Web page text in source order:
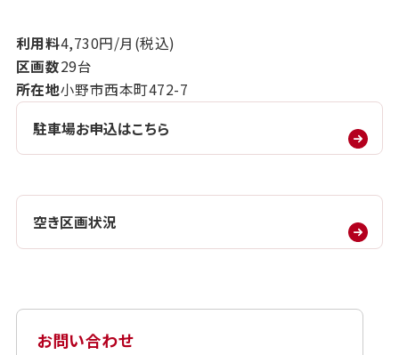
利用料4,730円/月(税込)
区画数29台
所在地小野市西本町472-7
駐車場お申込はこちら
空き区画状況
お問い合わせ